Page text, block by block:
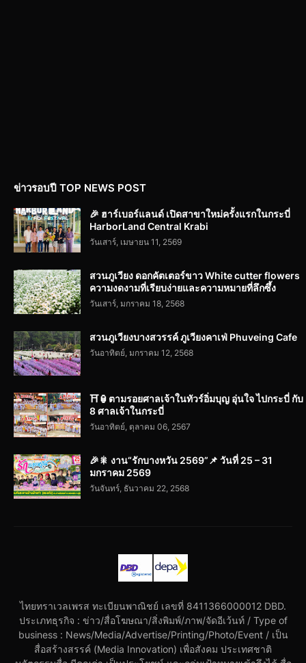
ข่าวรอบปี TOP NEWS POST
🎉 ฮาร์เบอร์แลนด์ เปิดสาขาใหม่ครั้งแรกในกระบี่
HarborLand Central Krabi
วันเสาร์, เมษายน 11, 2569
สวนภูเวียง ดอกคัตเตอร์ขาว White cutter flowers
ความงดงามที่เรียบง่ายและความหมายที่ลึกซึ้ง
วันเสาร์, มกราคม 18, 2568
สวนภูเวียงบางสวรรค์ ภูเวียงคาเฟ่ Phuveing Cafe
วันอาทิตย์, มกราคม 12, 2568
⛩️🏮ตามรอยศาลเจ้าในทัวร์อิ่มบุญ อุ่นใจ ไปกระบี่ กับ
8 ศาลเจ้าในกระบี่
วันอาทิตย์, ตุลาคม 06, 2567
🎉🎇 งาน“รักบางหวัน 2569”📌 วันที่ 25 – 31
มกราคม 2569
วันจันทร์, ธันวาคม 22, 2568
ไทยทราเวลเพรส ทะเบียนพาณิชย์ เลขที่ 8411366000012 DBD.
ประเภทธุรกิจ : ข่าว/สื่อโฆษณา/สิ่งพิมพ์/ภาพ/จัดอีเว้นท์ / Type of
business : News/Media/Advertise/Printing/Photo/Event / เป็น
สื่อสร้างสรรค์ (Media Innovation) เพื่อสังคม ประเทศชาติ